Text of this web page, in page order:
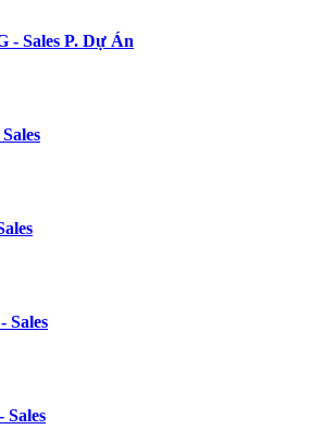
- Sales P. Dự Án
Sales